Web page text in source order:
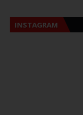
INSTAGRAM